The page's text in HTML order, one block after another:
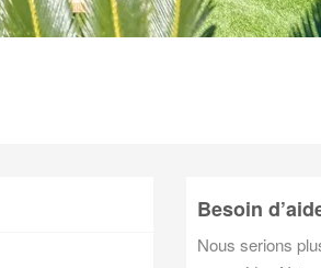
Besoin
Nous serions